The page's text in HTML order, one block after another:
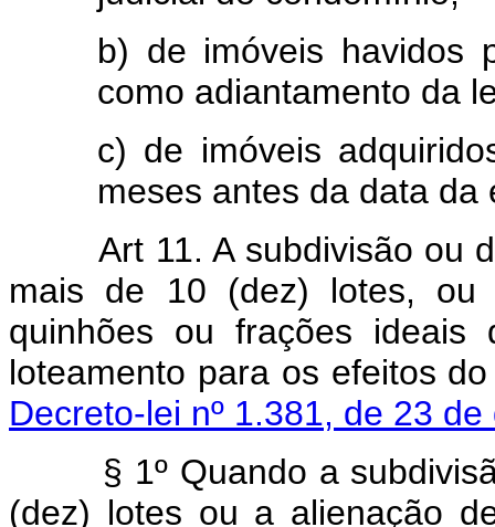
b) de imóveis havidos
como adiantamento da
c) de imóveis
meses antes da data da
Art 11. A subdivisão ou
mais de 10 (dez) lotes,
quinhões ou frações ideais
loteamento para os efeitos
Decreto-lei nº 1.381, de 23
§ 1º Quando a
(dez) lotes ou a alienação